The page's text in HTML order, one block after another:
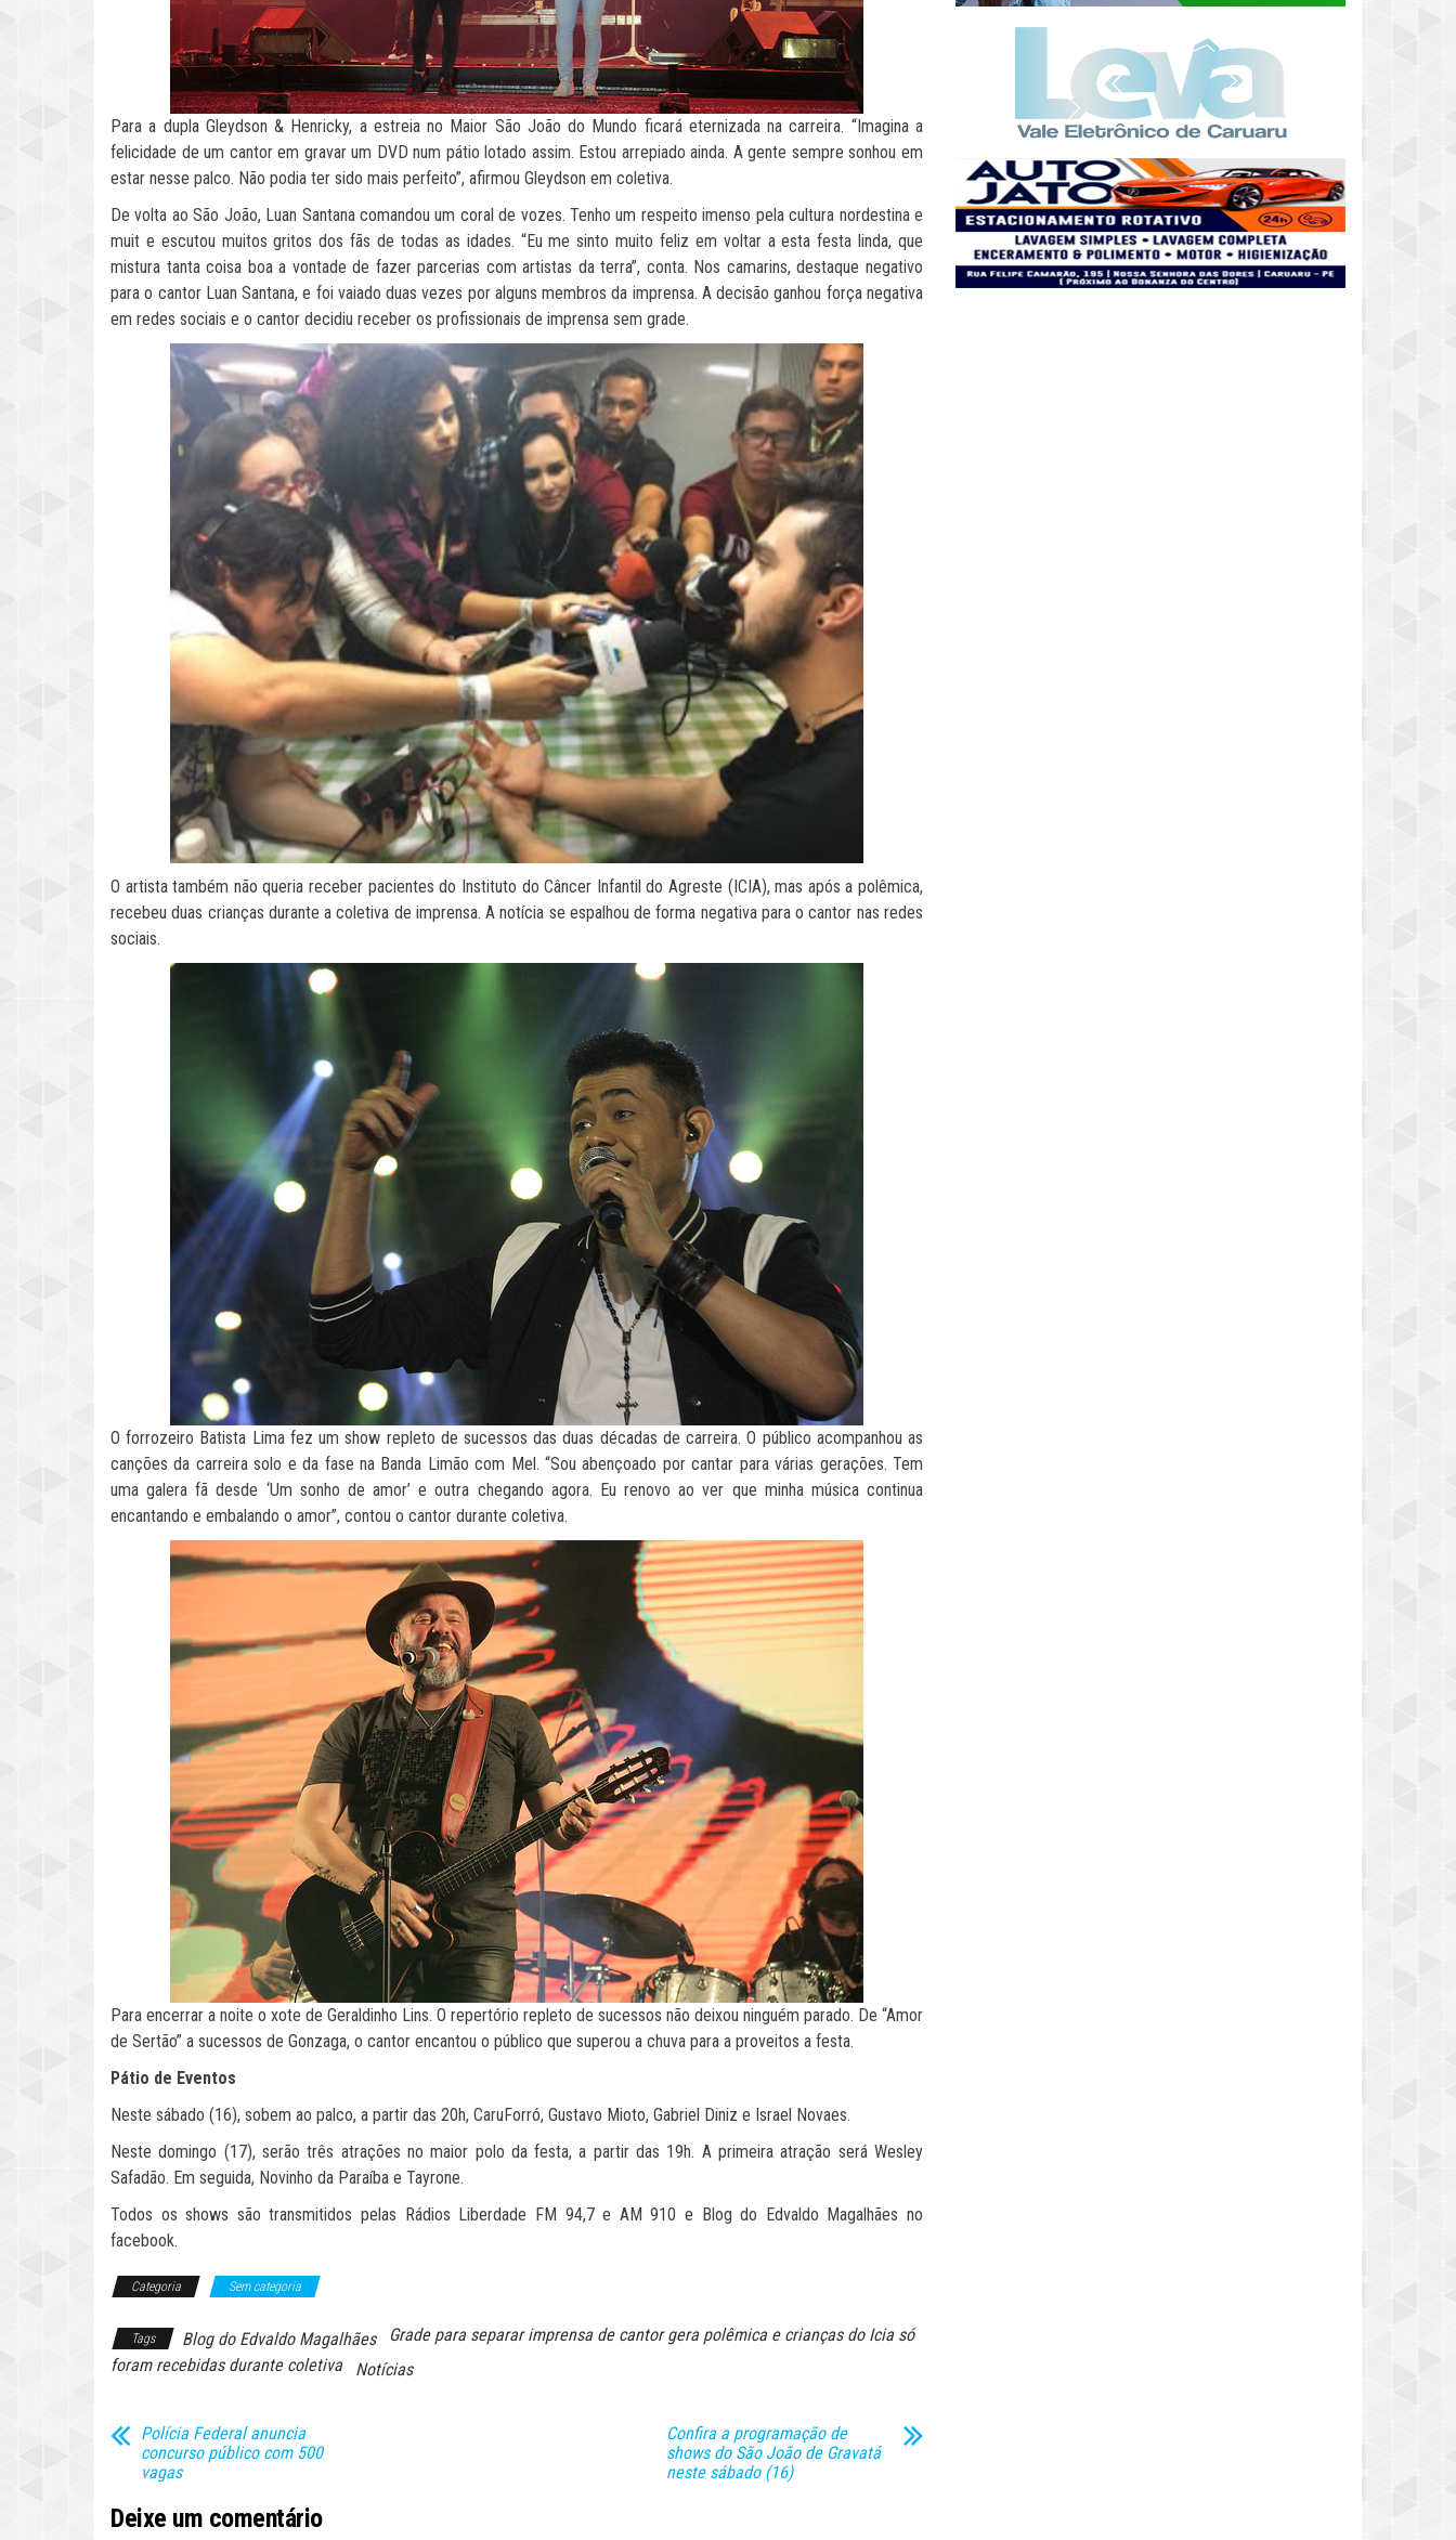
Para a dupla Gleydson & Henricky, a estreia no Maior São João do Mundo ficará eternizada na carreira. “Imagina a
felicidade de um cantor em gravar um DVD num pátio lotado assim. Estou arrepiado ainda. A gente sempre sonhou em
estar nesse palco. Não podia ter sido mais perfeito”, afirmou Gleydson em coletiva.
De volta ao São João, Luan Santana comandou um coral de vozes. Tenho um respeito imenso pela cultura nordestina e
muit e escutou muitos gritos dos fãs de todas as idades. “Eu me sinto muito feliz em voltar a esta festa linda, que
mistura tanta coisa boa a vontade de fazer parcerias com artistas da terra”, conta. Nos camarins, destaque negativo
para o cantor Luan Santana, e foi vaiado duas vezes por alguns membros da imprensa. A decisão ganhou força negativa
em redes sociais e o cantor decidiu receber os profissionais de imprensa sem grade.
O artista também não queria receber pacientes do Instituto do Câncer Infantil do Agreste (ICIA), mas após a polêmica,
recebeu duas crianças durante a coletiva de imprensa. A notícia se espalhou de forma negativa para o cantor nas redes
sociais.
O forrozeiro Batista Lima fez um show repleto de sucessos das duas décadas de carreira. O público acompanhou as
canções da carreira solo e da fase na Banda Limão com Mel. “Sou abençoado por cantar para várias gerações. Tem
uma galera fã desde ‘Um sonho de amor’ e outra chegando agora. Eu renovo ao ver que minha música continua
encantando e embalando o amor”, contou o cantor durante coletiva.
Para encerrar a noite o xote de Geraldinho Lins. O repertório repleto de sucessos não deixou ninguém parado. De “Amor
de Sertão” a sucessos de Gonzaga, o cantor encantou o público que superou a chuva para a proveitos a festa.
Pátio de Eventos
Neste sábado (16), sobem ao palco, a partir das 20h, CaruForró, Gustavo Mioto, Gabriel Diniz e Israel Novaes.
Neste domingo (17), serão três atrações no maior polo da festa, a partir das 19h. A primeira atração será Wesley
Safadão. Em seguida, Novinho da Paraíba e Tayrone.
Todos os shows são transmitidos pelas Rádios Liberdade FM 94,7 e AM 910 e Blog do Edvaldo Magalhães no
facebook.
Categoria Sem categoria
Tags Blog do Edvaldo Magalhães
Grade para separar imprensa de cantor gera polêmica e crianças do Icia só
foram recebidas durante coletiva
Notícias
Polícia Federal anuncia
concurso público com 500
vagas
Confira a programação de
shows do São João de Gravatá
neste sábado (16)
Deixe um comentário